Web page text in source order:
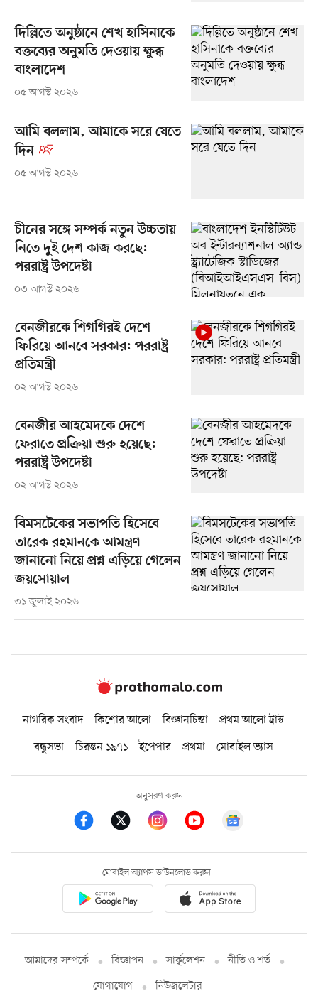
দিল্লিতে অনুষ্ঠানে শেখ হাসিনাকে
বক্তব্যের অনুমতি দেওয়ায় ক্ষুব্ধ
বাংলাদেশ
০৫ আগস্ট ২০২৬
আমি বললাম, আমাকে সরে যেতে
দিন
০৫ আগস্ট ২০২৬
চীনের সঙ্গে সম্পর্ক নতুন উচ্চতায়
নিতে দুই দেশ কাজ করছে:
পররাষ্ট্র উপদেষ্টা
০৩ আগস্ট ২০২৬
বেনজীরকে শিগগিরই দেশে
ফিরিয়ে আনবে সরকার: পররাষ্ট্র
প্রতিমন্ত্রী
০২ আগস্ট ২০২৬
বেনজীর আহমেদকে দেশে
ফেরাতে প্রক্রিয়া শুরু হয়েছে:
পররাষ্ট্র উপদেষ্টা
০২ আগস্ট ২০২৬
বিমসটেকের সভাপতি হিসেবে
তারেক রহমানকে আমন্ত্রণ
জানানো নিয়ে প্রশ্ন এড়িয়ে গেলেন
জয়সোয়াল
৩১ জুলাই ২০২৬
নাগরিক সংবাদ কিশোর আলো বিজ্ঞানচিন্তা
প্রথম আলো ট্রাস্ট
বন্ধুসভা
চিরন্তন ১৯৭১ ইপেপার প্রথমা মোবাইল ভ্যাস
অনুসরণ করুন
মোবাইল অ্যাপস ডাউনলোড করুন
আমাদের সম্পর্কে বিজ্ঞাপন সার্কুলেশন
নীতি ও শর্ত
যোগাযোগ
নিউজলেটার